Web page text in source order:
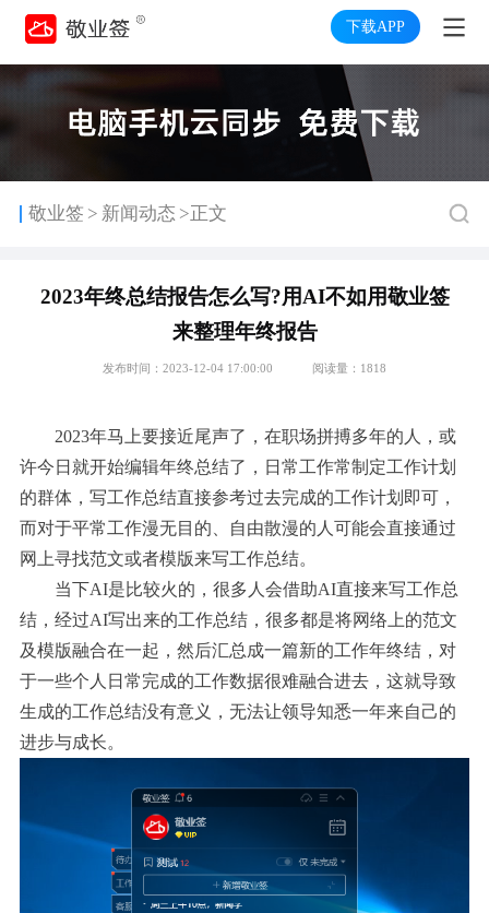
下载APP
敬业签 > 新闻动态 >正文
2023年终总结报告怎么写?用AI不如用敬业签
来整理年终报告
发布时间：2023-12-04 17:00:00 阅读量：1818
2023年马上要接近尾声了，在职场拼搏多年的人，或
许今日就开始编辑年终总结了，日常工作常制定工作计划
的群体，写工作总结直接参考过去完成的工作计划即可，
而对于平常工作漫无目的、自由散漫的人可能会直接通过
网上寻找范文或者模版来写工作总结。
当下AI是比较火的，很多人会借助AI直接来写工作总
结，经过AI写出来的工作总结，很多都是将网络上的范文
及模版融合在一起，然后汇总成一篇新的工作年终结，对
于一些个人日常完成的工作数据很难融合进去，这就导致
生成的工作总结没有意义，无法让领导知悉一年来自己的
进步与成长。